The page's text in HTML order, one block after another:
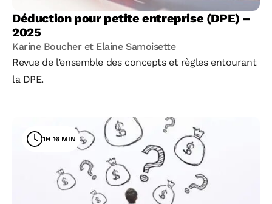
Déduction pour petite entreprise (DPE) –
2025
Karine Boucher et Elaine Samoisette
Revue de l’ensemble des concepts et règles entourant
la DPE.
1H 16 MIN